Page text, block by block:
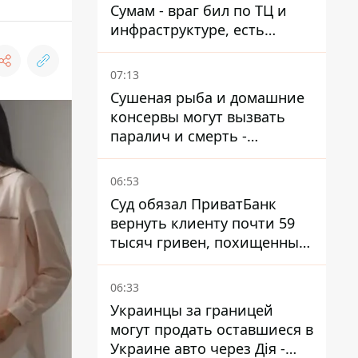
Сумам - враг бил по ТЦ и
инфраструктуре, есть
ранены
07:13
Сушеная рыба и домашние
консервы могут вызвать
паралич и смерть -
Госрыбагентство
предупреждает о ботулизме
06:53
Суд обязал ПриватБанк
вернуть клиенту почти 59
тысяч гривен, похищенных
мошенниками
06:33
Украинцы за границей
могут продать оставшиеся в
Украине авто через Дія -